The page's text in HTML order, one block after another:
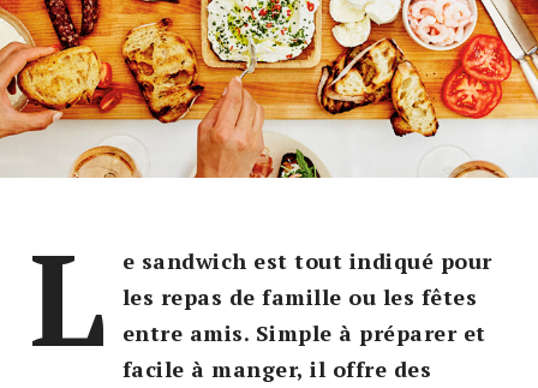
L
e sandwich est tout indiqué pour
les repas de famille ou les fêtes
entre amis. Simple à préparer et
facile à manger, il offre des